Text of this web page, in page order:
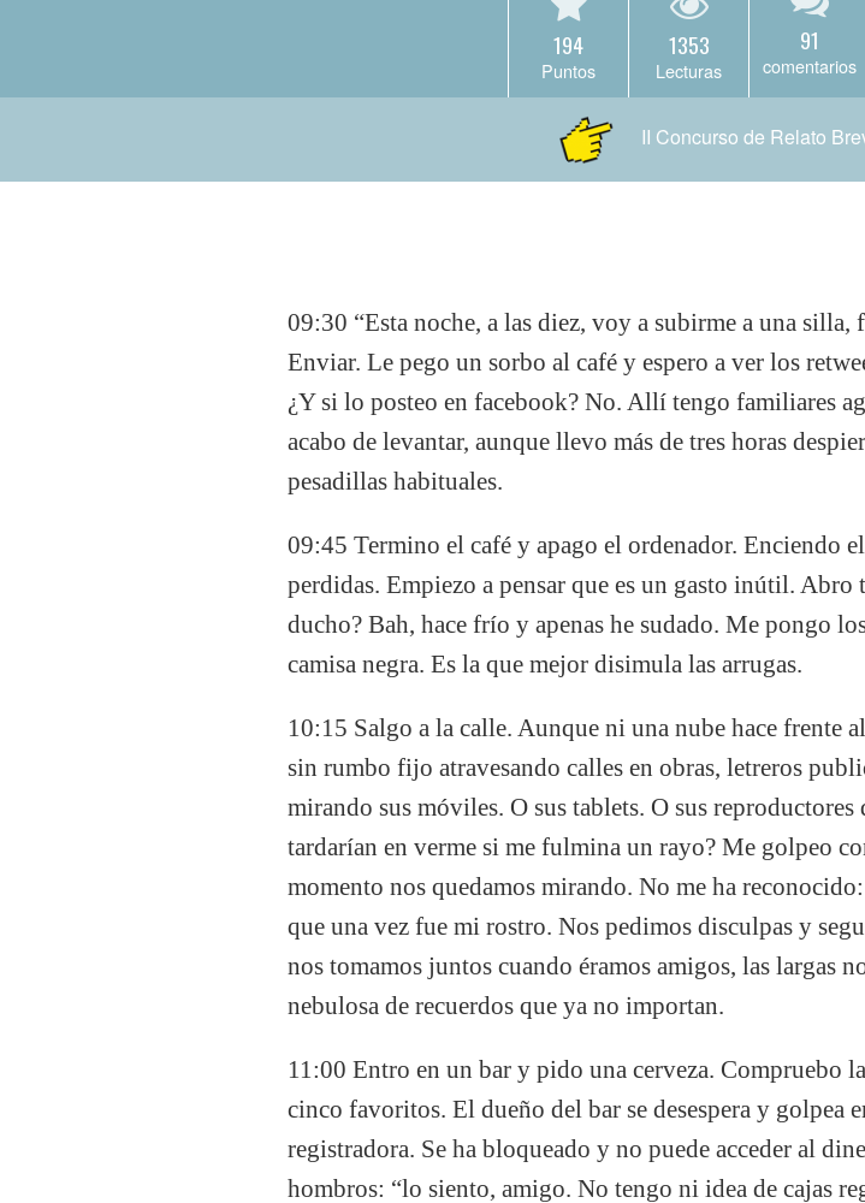
194
Puntos
1353
Lecturas
91
comentarios
II Concurso de Relato
09:30 “Esta noche, a las diez, voy a subirme a una silla,
Enviar. Le pego un sorbo al café y espero a ver los
¿Y si lo posteo en facebook? No. Allí tengo familiares
acabo de levantar, aunque llevo más de tres horas
pesadillas habituales.
09:45 Termino el café y apago el ordenador. Enciendo
perdidas. Empiezo a pensar que es un gasto inútil.
ducho? Bah, hace frío y apenas he sudado. Me pongo
camisa negra. Es la que mejor disimula las arrugas.
10:15 Salgo a la calle. Aunque ni una nube hace frente
sin rumbo fijo atravesando calles en obras, letreros
mirando sus móviles. O sus tablets. O sus
tardarían en verme si me fulmina un rayo? Me golpeo
momento nos quedamos mirando. No me ha
que una vez fue mi rostro. Nos pedimos disculpas y
nos tomamos juntos cuando éramos amigos, las largas
nebulosa de recuerdos que ya no importan.
11:00 Entro en un bar y pido una cerveza. Compruebo
cinco favoritos. El dueño del bar se desespera y golpea
registradora. Se ha bloqueado y no puede acceder al
hombros: “lo siento, amigo. No tengo ni idea de cajas